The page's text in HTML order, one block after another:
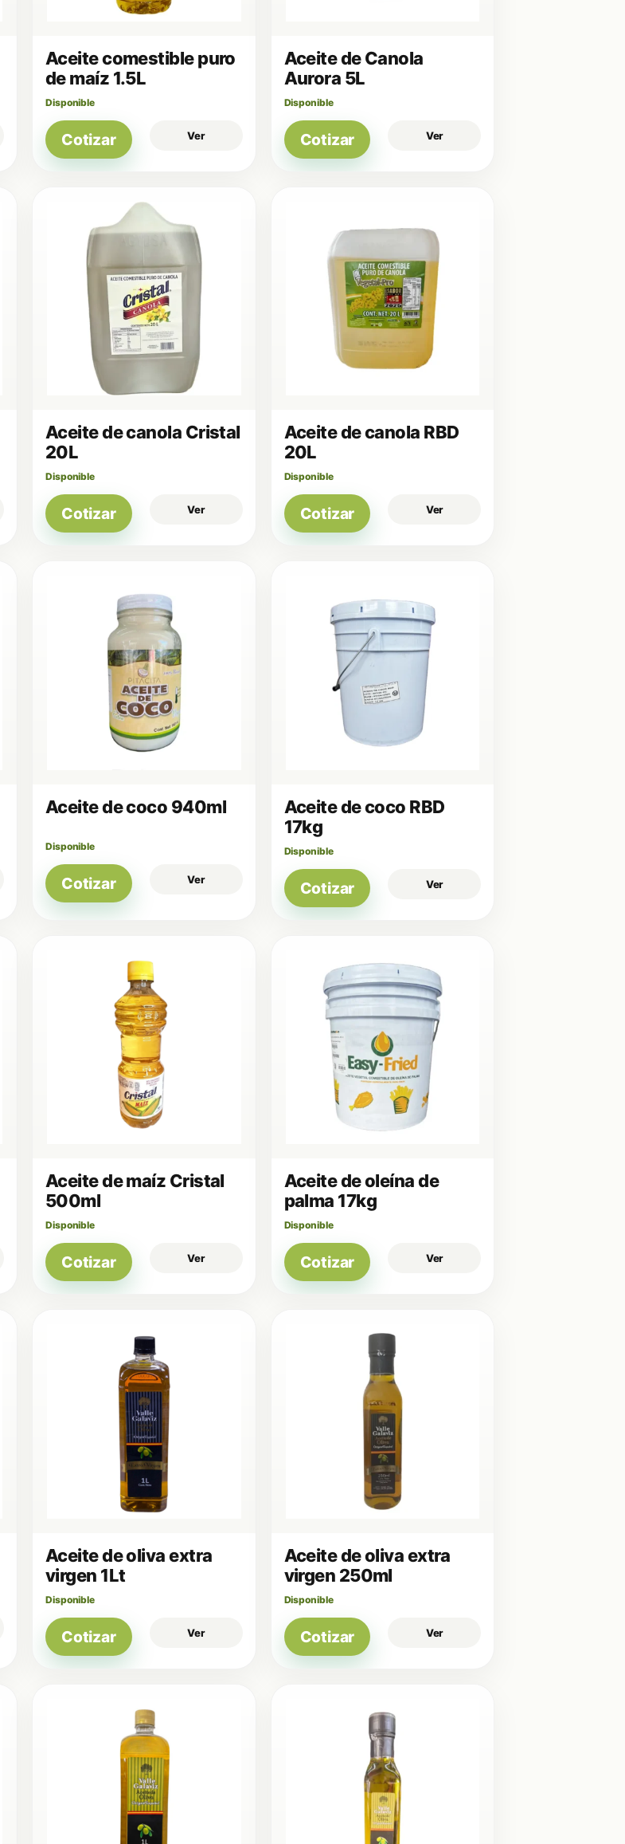
Aceite comestible puro
de maíz 1.5L
Disponible
Cotizar Ver
Aceite de Canola
Aurora 5L
Disponible
Cotizar Ver
Aceite de canola Cristal
20L
Disponible
Cotizar Ver
Aceite de canola RBD
20L
Disponible
Cotizar Ver
Aceite de coco 940ml
Disponible
Cotizar Ver
Aceite de coco RBD
17kg
Disponible
Cotizar Ver
Aceite de maíz Cristal
500ml
Disponible
Cotizar Ver
Aceite de oleína de
palma 17kg
Disponible
Cotizar Ver
Aceite de oliva extra
virgen 1Lt
Disponible
Cotizar Ver
Aceite de oliva extra
virgen 250ml
Disponible
Cotizar Ver